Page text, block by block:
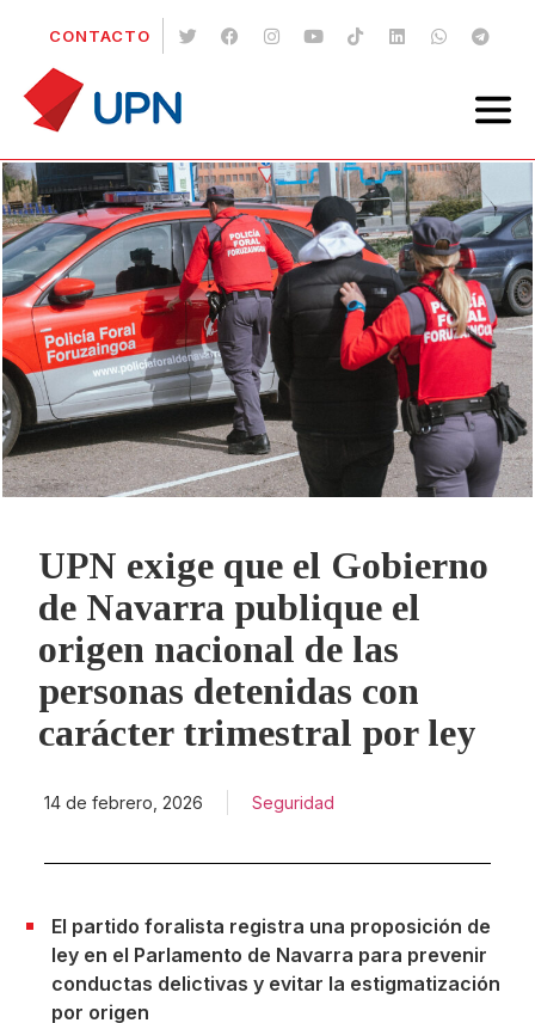
CONTACTO
UPN exige que el Gobierno
de Navarra publique el
origen nacional de las
personas detenidas con
carácter trimestral por ley
14 de febrero, 2026 Seguridad
El partido foralista registra una proposición de
ley en el Parlamento de Navarra para prevenir
conductas delictivas y evitar la estigmatización
por origen